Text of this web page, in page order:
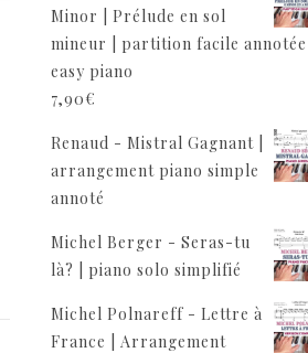
Minor | Prélude en sol
mineur | partition facile annotée |
easy piano
7,90€
Renaud - Mistral Gagnant |
arrangement piano simple
annoté
Michel Berger - Seras-tu
là? | piano solo simplifié
Michel Polnareff - Lettre à
France | Arrangement